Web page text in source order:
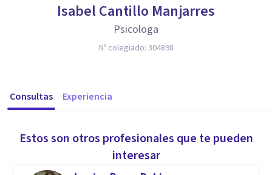
Isabel Cantillo Manjarres
Psicologa
Nº colegiado: 304898
Consultas Experiencia
Estos son otros profesionales que te pueden
interesar